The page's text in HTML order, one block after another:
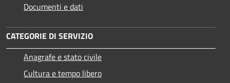
Documenti e dati
CATEGORIE DI SERVIZIO
Anagrafe e stato civile
Cultura e tempo libero